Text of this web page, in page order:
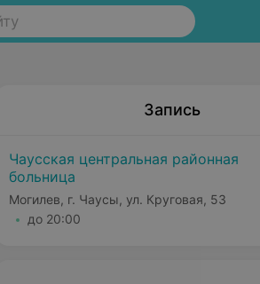
Запись
Чаусская центральная районная
больница
Могилев, г. Чаусы, ул. Круговая, 53
до 20:00